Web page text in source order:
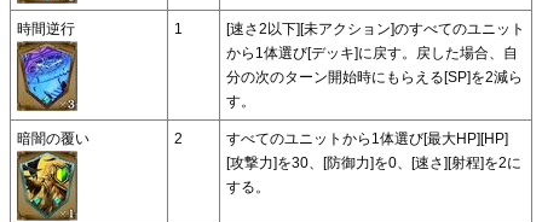
時間逆行 1
[速さ2以下][未アクション]のすべてのユニット
から1体選び[デッキ]に戻す。戻した場合、自
分の次のターン開始時にもらえる[SP]を2減ら
す。
暗闇の覆い 2
すべてのユニットから1体選び[最大HP][HP]
[攻撃力]を30、[防御力]を0、[速さ][射程]を2に
する。